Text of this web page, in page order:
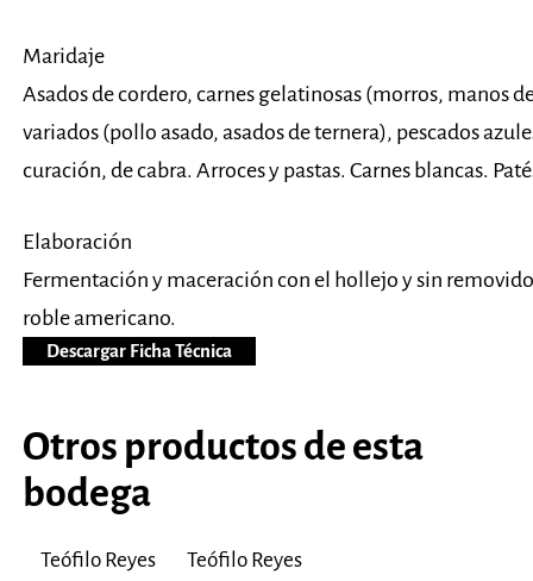
Otros productos de esta
bodega
Teófilo Reyes
Teófilo Reyes
Elaboración
Fermentación y maceración con el hollejo y sin
roble americano.
Maridaje
Asados de cordero, carnes gelatinosas (morros, manos
variados (pollo asado, asados de ternera), pescados
curación, de cabra. Arroces y pastas. Carnes blancas.
Descargar Ficha Técnica